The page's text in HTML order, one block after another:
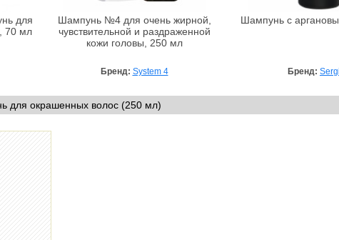
для
70 мл
Шампунь №4 для очень жирной,
чувствительной и раздраженной
кожи головы, 250 мл
Бренд: System 4
Шампунь с
Бренд:
для окрашенных волос (250 мл)